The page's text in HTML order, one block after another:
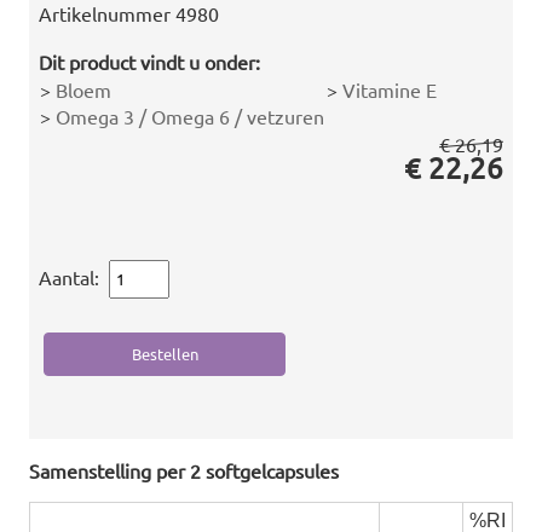
Artikelnummer 4980
Dit product vindt u onder:
> Bloem > Vitamine E
> Omega 3 / Omega 6 / vetzuren
€ 26,19
€ 22,26
Aantal:
Samenstelling per 2 softgelcapsules
%RI